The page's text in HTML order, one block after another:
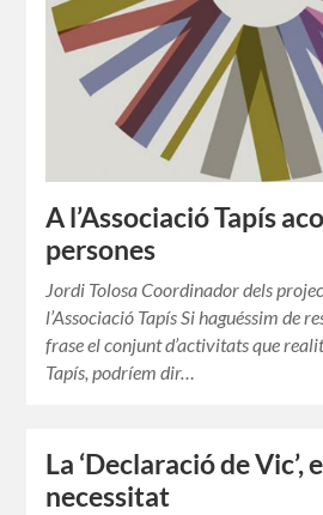
A l’Associació Tapís
persones
Jordi Tolosa Coordinador dels
l’Associació Tapís Si haguéssim de
frase el conjunt d’activitats que
Tapís, podríem dir…
La ‘Declaració de Vic’,
necessitat